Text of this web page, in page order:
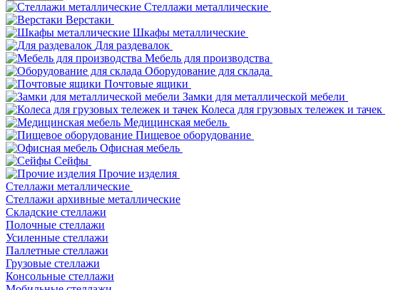
Стеллажи металлические
Верстаки
Шкафы металлические
Для раздевалок
Мебель для производства
Оборудование для склада
Почтовые ящики
Замки для металлической мебели
Колеса для грузовых тележек и тачек
Медицинская мебель
Пищевое оборудование
Офисная мебель
Сейфы
Прочие изделия
Стеллажи металлические
Cтеллажи архивные металлические
Складские стеллажи
Полочные стеллажи
Усиленные стеллажи
Паллетные стеллажи
Грузовые стеллажи
Консольные стеллажи